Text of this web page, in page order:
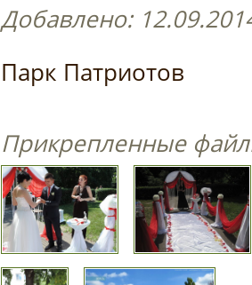
Добавлено:
Парк Патриотов
Прикрепленные